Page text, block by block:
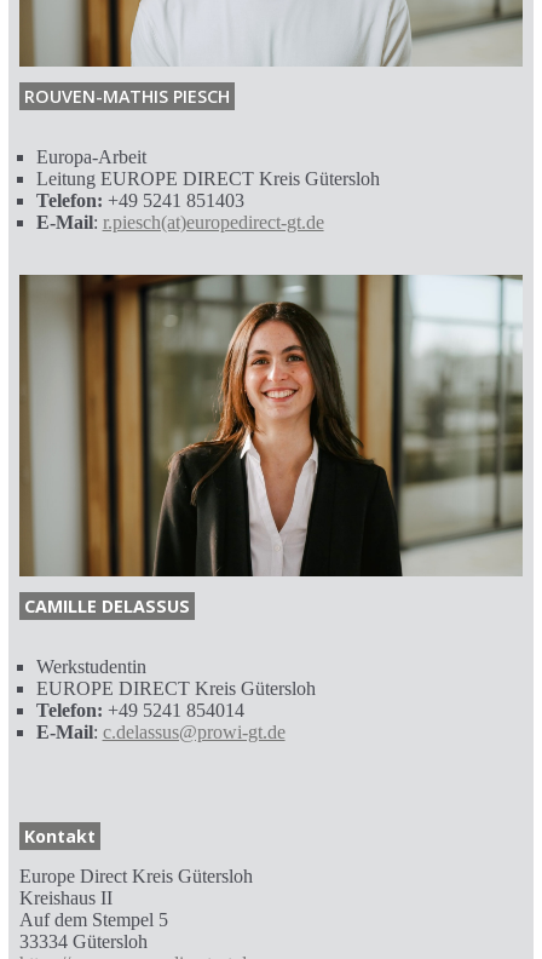
ROUVEN-MATHIS PIESCH
Europa-Arbeit
Leitung EUROPE DIRECT Kreis Gütersloh
Telefon: +49 5241 851403
E-Mail: r.piesch(at)europedirect-gt.de
CAMILLE DELASSUS
Werkstudentin
EUROPE DIRECT Kreis Gütersloh
Telefon: +49 5241 854014
E-Mail: c.delassus@prowi-gt.de
Kontakt
Europe Direct Kreis Gütersloh
Kreishaus II
Auf dem Stempel 5
33334 Gütersloh